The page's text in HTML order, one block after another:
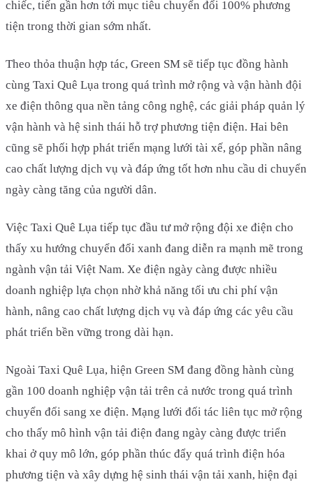
chiếc, tiến gần hơn tới mục tiêu chuyển đổi 100% phương
tiện trong thời gian sớm nhất.
Theo thỏa thuận hợp tác, Green SM sẽ tiếp tục đồng hành
cùng Taxi Quê Lụa trong quá trình mở rộng và vận hành đội
xe điện thông qua nền tảng công nghệ, các giải pháp quản lý
vận hành và hệ sinh thái hỗ trợ phương tiện điện. Hai bên
cũng sẽ phối hợp phát triển mạng lưới tài xế, góp phần nâng
cao chất lượng dịch vụ và đáp ứng tốt hơn nhu cầu di chuyển
ngày càng tăng của người dân.
Việc Taxi Quê Lụa tiếp tục đầu tư mở rộng đội xe điện cho
thấy xu hướng chuyển đổi xanh đang diễn ra mạnh mẽ trong
ngành vận tải Việt Nam. Xe điện ngày càng được nhiều
doanh nghiệp lựa chọn nhờ khả năng tối ưu chi phí vận
hành, nâng cao chất lượng dịch vụ và đáp ứng các yêu cầu
phát triển bền vững trong dài hạn.
Ngoài Taxi Quê Lụa, hiện Green SM đang đồng hành cùng
gần 100 doanh nghiệp vận tải trên cả nước trong quá trình
chuyển đổi sang xe điện. Mạng lưới đối tác liên tục mở rộng
cho thấy mô hình vận tải điện đang ngày càng được triển
khai ở quy mô lớn, góp phần thúc đẩy quá trình điện hóa
phương tiện và xây dựng hệ sinh thái vận tải xanh, hiện đại